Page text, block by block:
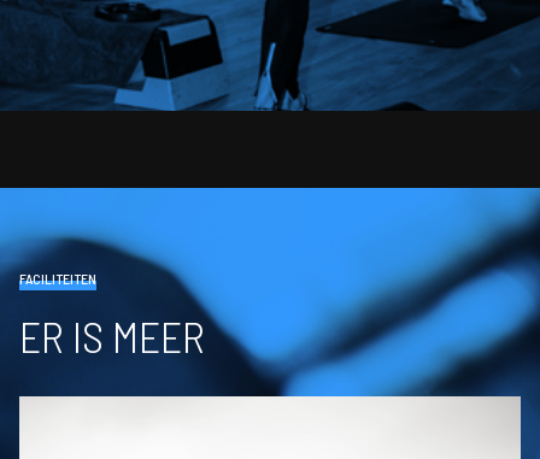
FACILITEITEN
ER IS MEER